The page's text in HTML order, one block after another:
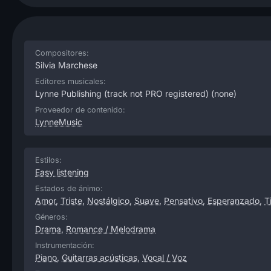
Compositores:
Silvia Marchese
Editores musicales:
Lynne Publishing (track not PRO registered) (none)
Proveedor de contenido:
LynneMusic
Estilos:
Easy listening
Estados de ánimo:
Amor, Triste, Nostálgico, Suave, Pensativo, Esperanzado,
Géneros:
Drama, Romance / Melodrama
Instrumentación:
Piano, Guitarras acústicas, Vocal / Voz